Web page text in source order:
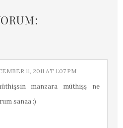
11, 2011 AT 1:07 PM
manzara müthişş ne
sanaa :)